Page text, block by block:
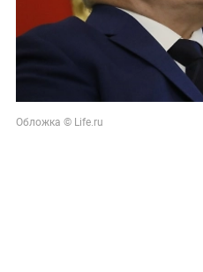
Обложка © Life.ru